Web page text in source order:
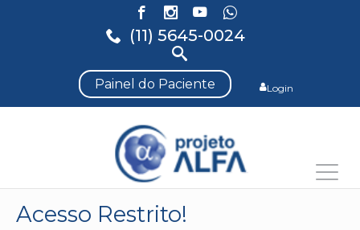
(11) 5645-0024
Painel do Paciente Login
Acesso Restrito!